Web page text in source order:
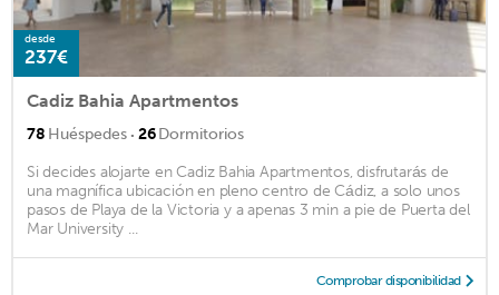
desde
237€
Cadiz Bahia Apartmentos
78 Huéspedes · 26Dormitorios
Si decides alojarte en Cadiz Bahia Apartmentos, disfrutarás de
una magnífica ubicación en pleno centro de Cádiz, a solo unos
pasos de Playa de la Victoria y a apenas 3 min a pie de Puerta del
Mar University ...
Comprobar disponibilidad